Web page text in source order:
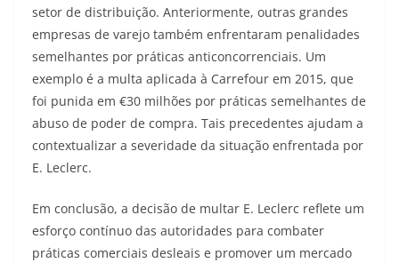
setor de distribuição. Anteriormente, outras grandes
empresas de varejo também enfrentaram penalidades
semelhantes por práticas anticoncorrenciais. Um
exemplo é a multa aplicada à Carrefour em 2015, que
foi punida em €30 milhões por práticas semelhantes de
abuso de poder de compra. Tais precedentes ajudam a
contextualizar a severidade da situação enfrentada por
E. Leclerc.
Em conclusão, a decisão de multar E. Leclerc reflete um
esforço contínuo das autoridades para combater
práticas comerciais desleais e promover um mercado